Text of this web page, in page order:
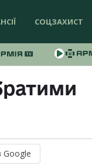
СОЦЗАХИСТ
Google